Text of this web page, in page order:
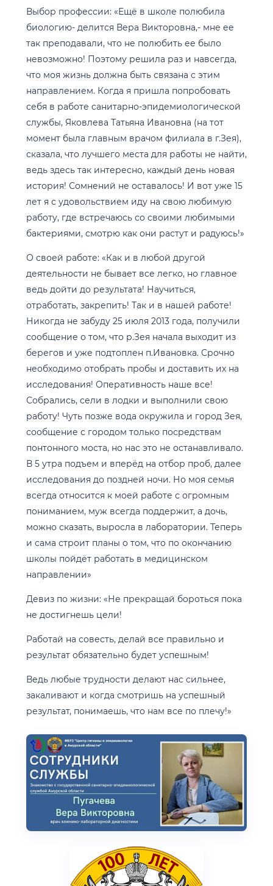
Выбор профессии: «Ещё в школе полюбила
биологию- делится Вера Викторовна,- мне ее
так преподавали, что не полюбить ее было
невозможно! Поэтому решила раз и навсегда,
что моя жизнь должна быть связана с этим
направлением. Когда я пришла попробовать
себя в работе санитарно-эпидемиологической
службы, Яковлева Татьяна Ивановна (на тот
момент была главным врачом филиала в г.Зея),
сказала, что лучшего места для работы не найти,
ведь здесь так интересно, каждый день новая
история! Сомнений не оставалось! И вот уже 15
лет я с удовольствием иду на свою любимую
работу, где встречаюсь со своими любимыми
бактериями, смотрю как они растут и радуюсь!»
О своей работе: «Как и в любой другой
деятельности не бывает все легко, но главное
ведь дойти до результата! Научиться,
отработать, закрепить! Так и в нашей работе!
Никогда не забуду 25 июля 2013 года, получили
сообщение о том, что р.Зея начала выходит из
берегов и уже подтоплен п.Ивановка. Срочно
необходимо отобрать пробы и доставить их на
исследования! Оперативность наше все!
Собрались, сели в лодки и выполнили свою
работу! Чуть позже вода окружила и город Зея,
сообщение с городом только посредствам
понтонного моста, но нас это не останавливало.
В 5 утра подъем и вперёд на отбор проб, далее
исследования до поздней ночи. Но моя семья
всегда относится к моей работе с огромным
пониманием, муж всегда поддержит, а дочь,
можно сказать, выросла в лаборатории. Теперь
и сама строит планы о том, что по окончанию
школы пойдёт работать в медицинском
направлении»
Девиз по жизни: «Не прекращай бороться пока
не достигнешь цели!
Работай на совесть, делай все правильно и
результат обязательно будет успешным!
Ведь любые трудности делают нас сильнее,
закаливают и когда смотришь на успешный
результат, понимаешь, что нам все по плечу!»